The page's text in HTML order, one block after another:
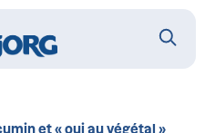
et « oui au végétal »